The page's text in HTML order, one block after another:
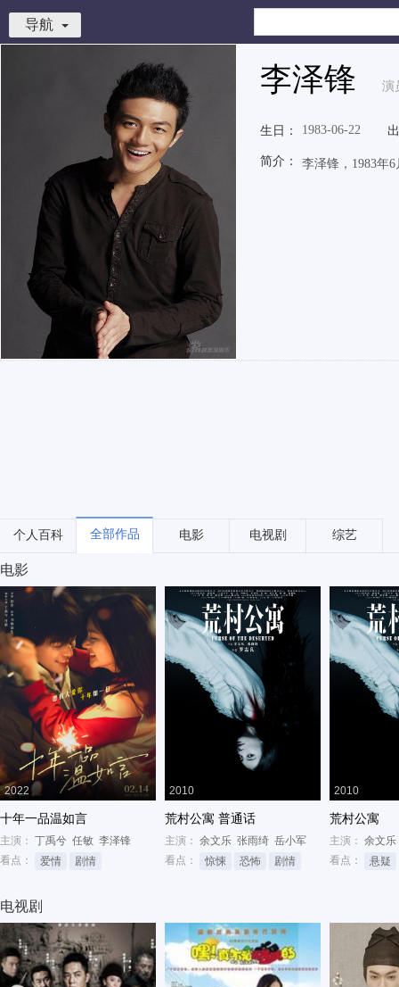
导航
李泽锋 演
生日： 1983-06-22
简介： 李泽锋，1983年
个人百科 全部作品 电影 电视剧 综艺
电影
2022
十年一品温如言
主演： 丁禹兮 任敏 李泽锋
看点：
爱情 剧情
2010
荒村公寓 普通话
主演： 余文乐 张雨绮 岳小军
看点：
惊悚 恐怖 剧情
2010
荒村公寓
主演： 余文乐
看点：
悬疑
电视剧